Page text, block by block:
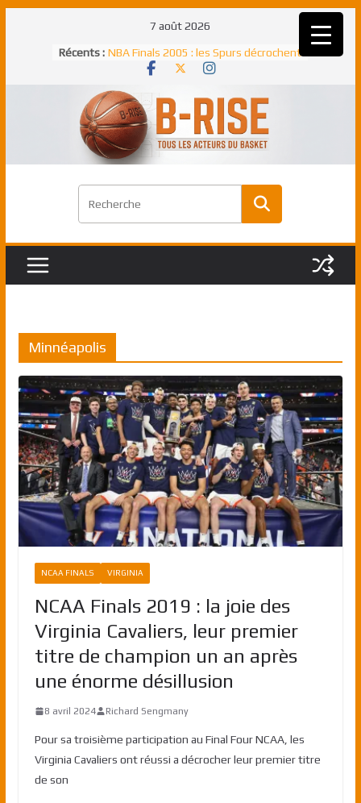
7 août 2026
Récents : NBA Finals 2005 : les Spurs décrochent
un troisième titre NBA, la rude bataille
NBA Finals 2021 : les Bucks et Giannis
Antetokounmpo triomphent, le Greek
Freek élu MVP
Shai Gilgeous-Alexander : son premier
match à plus de 40 points en NBA, le
Pau Gasol dans l’histoire en 2002 :
premier européen sacré Rookie de
Rudy Gobert, deuxième Français élu
Minnéapolis
NCAA FINALS VIRGINIA
NCAA Finals 2019 : la joie des
Virginia Cavaliers, leur premier
titre de champion un an après
une énorme désillusion
8 avril 2024 Richard Sengmany
Pour sa troisième participation au Final Four NCAA, les
Virginia Cavaliers ont réussi a décrocher leur premier titre
de son